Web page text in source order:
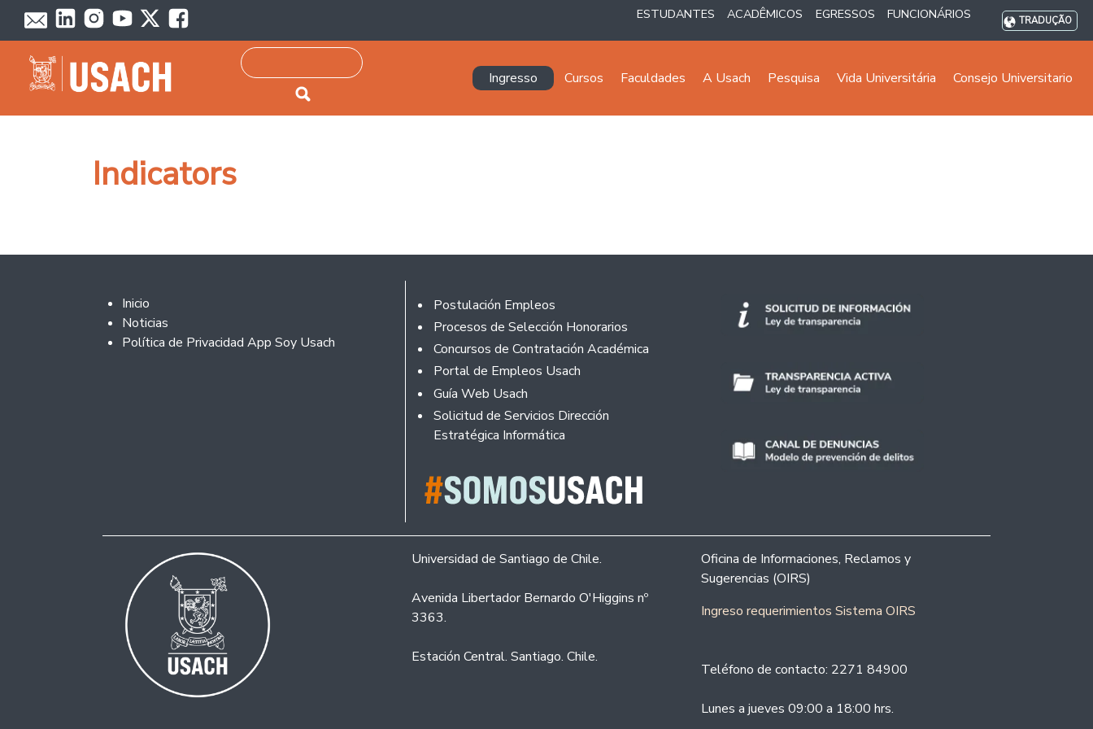
Passar para o conteúdo principal ESTUDANTES ACADÊMICOS EGRESSOS FUNCIONÁRIOS TRADUÇÃO
Pesquisar
Navegación principal
Ingresso Cursos Faculdades A Usach Pesquisa Vida Universitária Consejo Universitario
Indicators
Footer 2
Inicio
Noticias
Política de Privacidad App Soy Usach
Rodapé
Postulación Empleos
Procesos de Selección Honorarios
Concursos de Contratación Académica
Portal de Empleos Usach
Guía Web Usach
Solicitud de Servicios Dirección
Estratégica Informática
Universidad de Santiago de Chile.
Avenida Libertador Bernardo O'Higgins nº
3363.
Estación Central. Santiago. Chile.
Oficina de Informaciones, Reclamos y
Sugerencias (OIRS)
Ingreso requerimientos Sistema OIRS
Teléfono de contacto: 2271 84900
Lunes a jueves 09:00 a 18:00 hrs.